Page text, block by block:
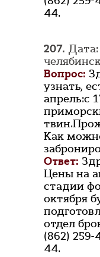
44.
207. Дата:
Вопрос:
узнать,
апрель:с
Как
Ответ:
Цены на
стадии
октября
отдел
(862)
44.